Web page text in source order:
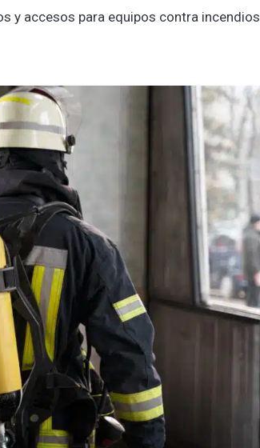
y accesos para equipos contra